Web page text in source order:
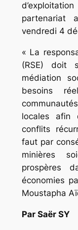
partenariat
vendredi 4
« La
(RSE) doit
médiation
besoins
locales
conflits
faut par
minières
prospères
économies
Moustapha
Par Saër SY